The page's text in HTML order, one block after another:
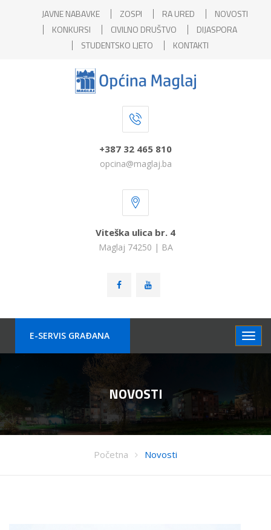
JAVNE NABAVKE ZOSPI RA URED
NOVOSTI
KONKURSI
CIVILNO DRUŠTVO
DIJASPORA
STUDENTSKO LJETO
KONTAKTI
+387 32 465 810
opcina@maglaj.ba
Viteška ulica br. 4
Maglaj 74250 | BA
E-SERVIS GRAÐANA
NOVOSTI
Početna Novosti